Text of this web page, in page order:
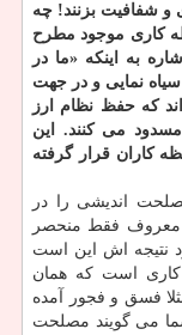
شفافیت بزنند! چه
كاری موجود مطرح
به اینكه «ما در
نمایی و در جهت
كه حفظ نظام ارز
می كنند. این
كاران قرار گرفته
اندیشی را در
معروف فقط منحصر
نتیجه اش این است
است كه همان
فسق و فجور آمده
می گویند مصلحت